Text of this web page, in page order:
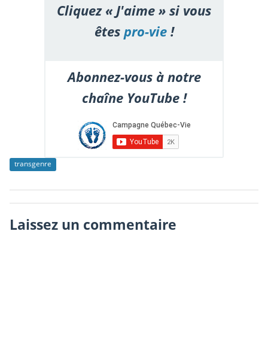
Cliquez « J'aime » si vous
êtespro-vie!
Abonnez-vous à notre
chaîne YouTube !
transgenre
Laissez un commentaire